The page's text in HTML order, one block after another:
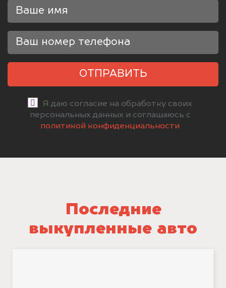
ОТПРАВИТЬ
Я даю согласие на обработку своих
персональных данных и соглашаюсь с
политикой конфиденциальности
Последние
выкупленные авто